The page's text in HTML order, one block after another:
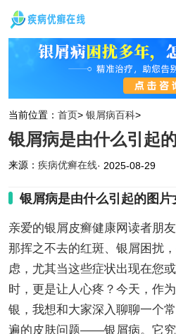
当前位置： 首页> 银屑病百科>
银屑病是由什么引起
来源： 疾病优癣在线· 2025-08-29
银屑病是由什么引起的图片
亲爱的银屑皮癣健康网读者朋
那挥之不去的红斑、银屑困扰
虑，尤其当这些症状出现在您
时，更是让人心疼？今天，作
银，我想和大家深入聊聊一个
遍的皮肤问题——银屑病。它究